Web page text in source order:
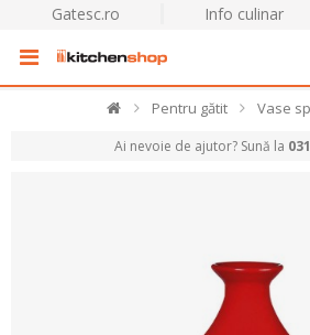
Gatesc.ro Info culinar
Pentru gătit Vase
Ai nevoie de ajutor? Sună la